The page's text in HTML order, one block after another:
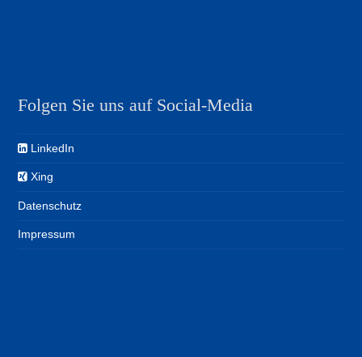
Folgen Sie uns auf Social-Media
LinkedIn
Xing
Datenschutz
Impressum